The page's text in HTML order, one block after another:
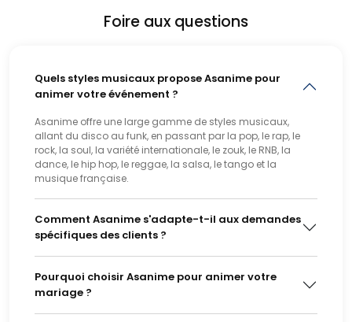
Foire aux questions
Quels styles musicaux propose Asanime pour
animer votre événement ?
Asanime offre une large gamme de styles musicaux,
allant du disco au funk, en passant par la pop, le rap, le
rock, la soul, la variété internationale, le zouk, le RNB, la
dance, le hip hop, le reggae, la salsa, le tango et la
musique française.
Comment Asanime s'adapte-t-il aux demandes
spécifiques des clients ?
Pourquoi choisir Asanime pour animer votre
mariage ?